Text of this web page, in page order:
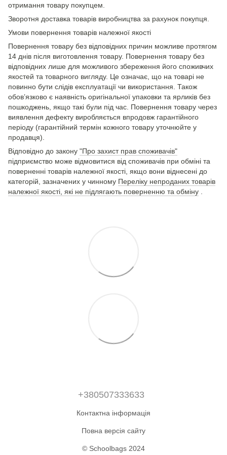
отримання товару покупцем.
Зворотня доставка товарів виробництва за рахунок покупця.
Умови повернення товарів належної якості
Повернення товару без відповідних причин можливе протягом
14 днів після виготовлення товару. Повернення товару без
відповідних лише для можливого збереження його споживчих
якостей та товарного вигляду. Це означає, що на товарі не
повинно бути слідів експлуатації чи використання. Також
обов’язково є наявність оригінальної упаковки та ярликів без
пошкоджень, якщо такі були під час. Повернення товару через
виявлення дефекту виробляється впродовж гарантійного
періоду (гарантійний термін кожного товару уточнюйте у
продавця).
Відповідно до закону "Про захист прав споживачів"
підприємство може відмовитися від споживачів при обміні та
поверненні товарів належної якості, якщо вони віднесені до
категорій, зазначених у чинному Переліку непроданих товарів
належної якості, які не підлягають поверненню та обміну
+380507333633
Контактна інформація
Повна версія сайту
© Schoolbags 2024